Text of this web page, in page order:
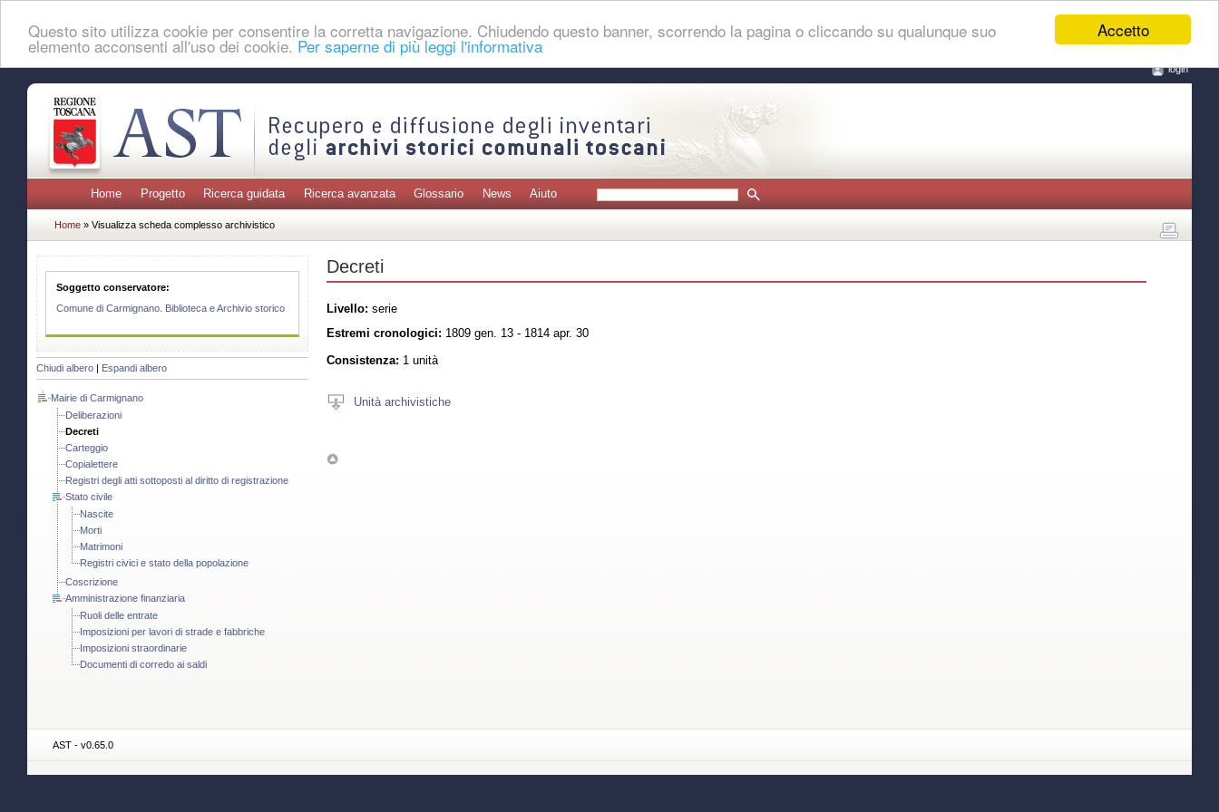
Accetto
Questo sito utilizza cookie per consentire la corretta navigazione. Chiudendo questo banner, scorrendo la pagina o cliccando su qualunque suo
elemento acconsenti all'uso dei cookie. Per saperne di più leggi l'informativa
login
Home Progetto Ricerca guidata Ricerca avanzata Glossario News Aiuto
Home » Visualizza scheda complesso archivistico
Soggetto conservatore:
Comune di Carmignano. Biblioteca e Archivio storico
Chiudi albero Espandi albero
Mairie di Carmignano
Deliberazioni
Decreti
Carteggio
Copialettere
Registri degli atti sottoposti al diritto di registrazione
Stato civile
Nascite
Morti
Matrimoni
Registri civici e stato della popolazione
Coscrizione
Amministrazione finanziaria
Ruoli delle entrate
Imposizioni per lavori di strade e fabbriche
Imposizioni straordinarie
Documenti di corredo ai saldi
Decreti
Livello: serie
Estremi cronologici: 1809 gen. 13 - 1814 apr. 30
Consistenza: 1 unità
Unità archivistiche
AST - v0.65.0